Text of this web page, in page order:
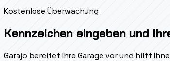
Kostenlose Überwachung
Kennzeichen eingeben und
Garajo bereitet Ihre Garage vor und hilft